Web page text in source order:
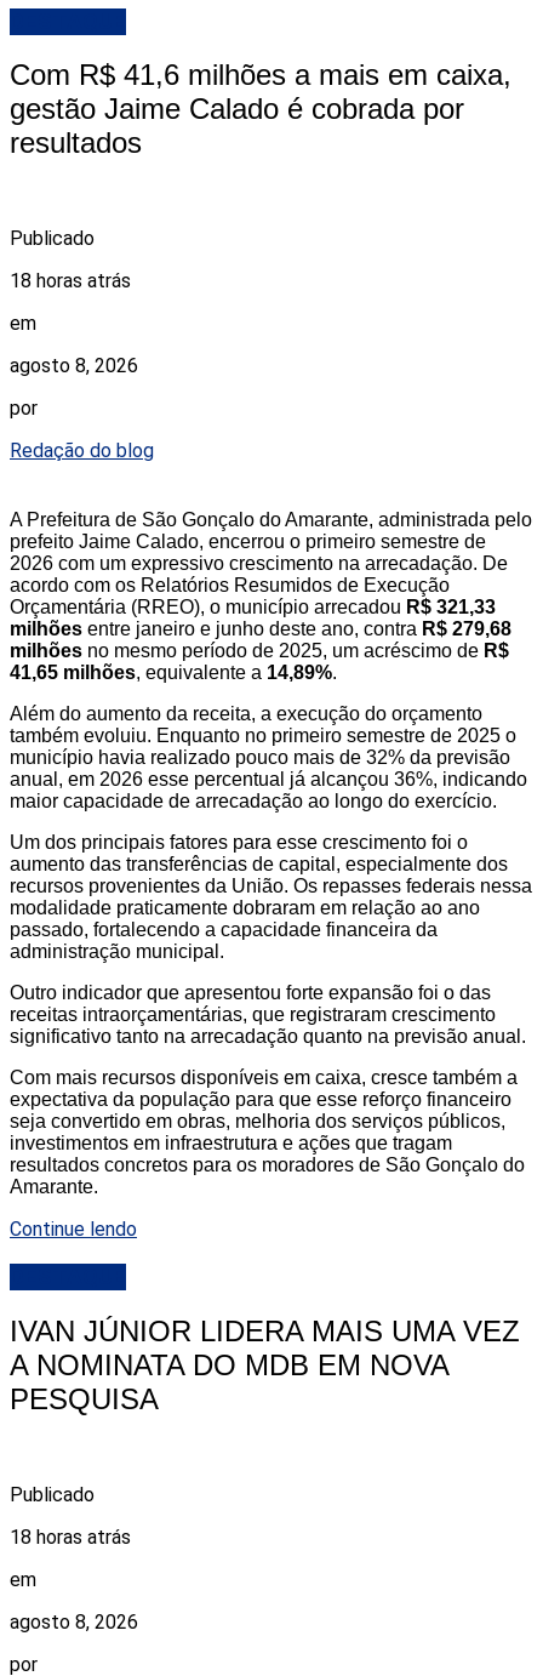
Com R$ 41,6 milhões a mais em caixa,
gestão Jaime Calado é cobrada por
resultados
Publicado
18 horas atrás
em
agosto 8, 2026
por
Redação do blog
A Prefeitura de São Gonçalo do Amarante, administrada pelo
prefeito Jaime Calado, encerrou o primeiro semestre de
2026 com um expressivo crescimento na arrecadação. De
acordo com os Relatórios Resumidos de Execução
Orçamentária (RREO), o município arrecadou R$ 321,33
milhões entre janeiro e junho deste ano, contra R$ 279,68
milhões no mesmo período de 2025, um acréscimo de R$
41,65 milhões, equivalente a 14,89%.
Além do aumento da receita, a execução do orçamento
também evoluiu. Enquanto no primeiro semestre de 2025 o
município havia realizado pouco mais de 32% da previsão
anual, em 2026 esse percentual já alcançou 36%, indicando
maior capacidade de arrecadação ao longo do exercício.
Um dos principais fatores para esse crescimento foi o
aumento das transferências de capital, especialmente dos
recursos provenientes da União. Os repasses federais nessa
modalidade praticamente dobraram em relação ao ano
passado, fortalecendo a capacidade financeira da
administração municipal.
Outro indicador que apresentou forte expansão foi o das
receitas intraorçamentárias, que registraram crescimento
significativo tanto na arrecadação quanto na previsão anual.
Com mais recursos disponíveis em caixa, cresce também a
expectativa da população para que esse reforço financeiro
seja convertido em obras, melhoria dos serviços públicos,
investimentos em infraestrutura e ações que tragam
resultados concretos para os moradores de São Gonçalo do
Amarante.
Continue lendo
IVAN JÚNIOR LIDERA MAIS UMA VEZ
A NOMINATA DO MDB EM NOVA
PESQUISA
Publicado
18 horas atrás
em
agosto 8, 2026
por